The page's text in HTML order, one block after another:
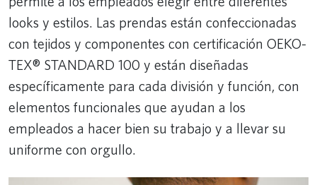
looks y estilos. Las prendas están confeccionadas
con tejidos y componentes con certificación OEKO-
TEX® STANDARD 100 y están diseñadas
específicamente para cada división y función, con
elementos funcionales que ayudan a los
empleados a hacer bien su trabajo y a llevar su
uniforme con orgullo.